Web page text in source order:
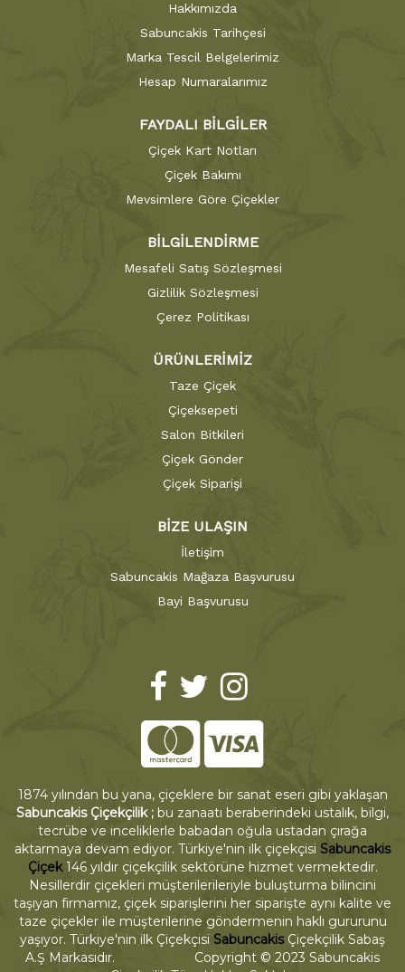
Hakkımızda
Sabuncakis Tarihçesi
Marka Tescil Belgelerimiz
Hesap Numaralarımız
FAYDALI BİLGİLER
Çiçek Kart Notları
Çiçek Bakımı
Mevsimlere Göre Çiçekler
BİLGİLENDİRME
Mesafeli Satış Sözleşmesi
Gizlilik Sözleşmesi
Çerez Politikası
ÜRÜNLERİMİZ
Taze Çiçek
Çiçeksepeti
Salon Bitkileri
Çiçek Gönder
Çiçek Siparişi
BİZE ULAŞIN
İletişim
Sabuncakis Mağaza Başvurusu
Bayi Başvurusu
1874 yılından bu yana, çiçeklere bir sanat eseri gibi yaklaşan
Sabuncakis Çiçekçilik ; bu zanaatı beraberindeki ustalık, bilgi,
tecrübe ve inceliklerle babadan oğula ustadan çırağa
aktarmaya devam ediyor. Türkiye'nin ilk çiçekçisi Sabuncakis
Çiçek146 yıldır çiçekçilik sektörüne hizmet vermektedir.
Nesillerdir çiçekleri müşterilerileriyle buluşturma bilincini
taşıyan firmamız, çiçek siparişlerini her siparişte aynı kalite ve
taze çiçekler ile müşterilerine göndermenin haklı gururunu
yaşıyor. Türkiye'nin ilk Çiçekçisi SabuncakisÇiçekçilik Sabaş
A.Ş Markasıdır. Copyright © 2023 Sabuncakis